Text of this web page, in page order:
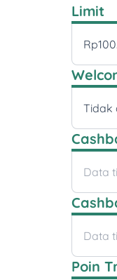
Limit
Tidak
Data
Data
Poin